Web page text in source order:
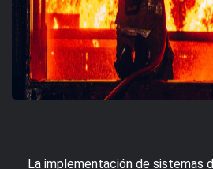
La implementación de sistemas